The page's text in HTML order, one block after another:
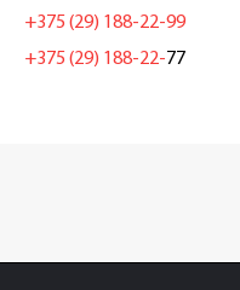
+375 (29) 188-22-99
+375 (29) 188-22-77